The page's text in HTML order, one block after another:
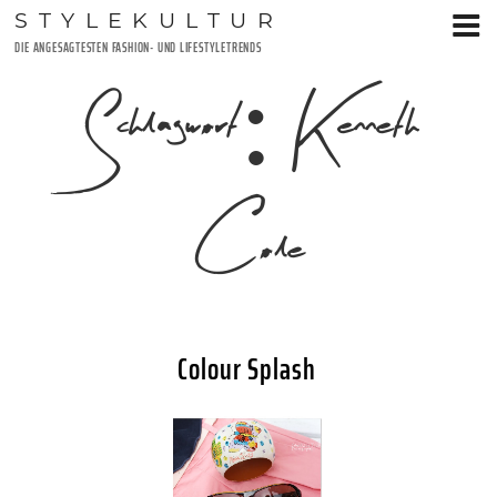
Zum
Inhalt
STYLEKULTUR
DIE ANGESAGTESTEN FASHION- UND LIFESTYLETRENDS
Schlagwort: Kenneth
Cole
Colour Splash